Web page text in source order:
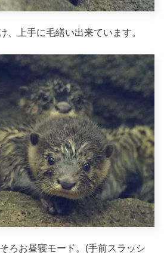
、上手に毛繕い出来ています。
ろお昼寝モード。(手前スラッシ